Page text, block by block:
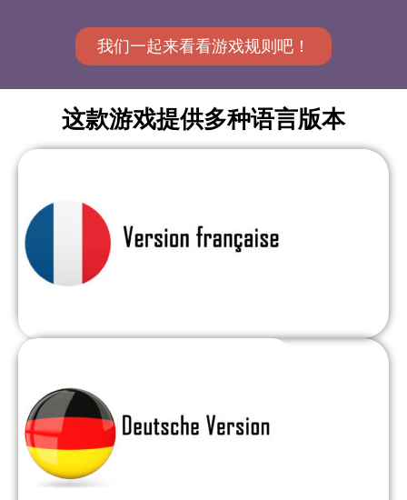
我们一起来看看游戏规则吧！
这款游戏提供多种语言版本